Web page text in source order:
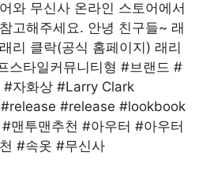
와 무신사 온라인 스토어에서
고해주세요. 안녕 친구들~ 래
리 클락(공식 홈페이지) 래리
스타일커뮤니티형 #브랜드 #
#자화상 #Larry Clark
#release #lookbook
투맨추천 #아우터 #아우터
#속옷 #무신사